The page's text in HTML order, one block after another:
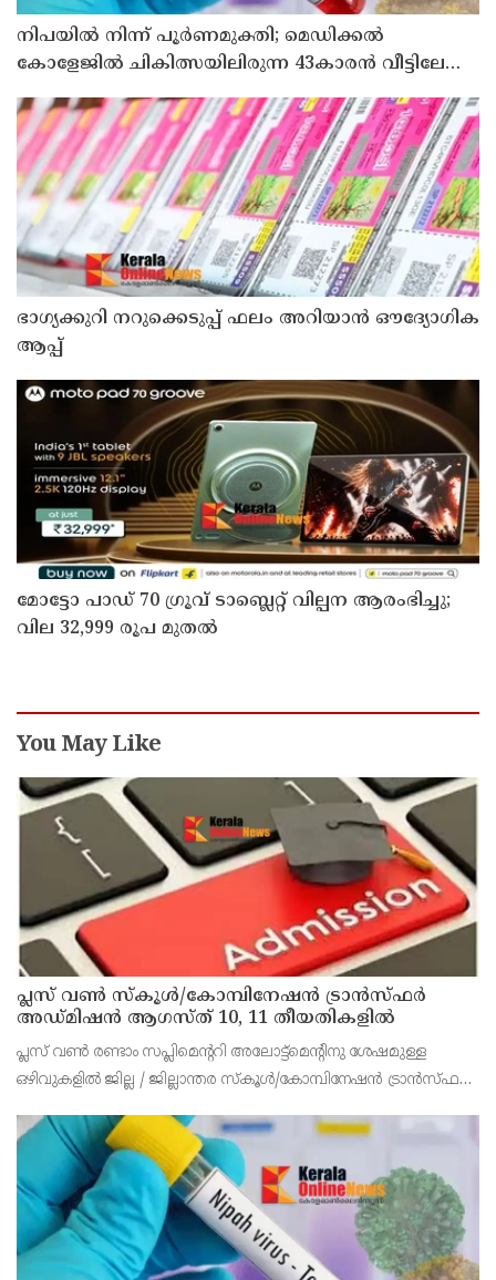
നിപയിൽ നിന്ന് പൂർണമുക്തി; മെഡിക്കൽ
കോളേജിൽ ചികിത്സയിലിരുന്ന 43കാരൻ വീട്ടിലേക്ക്
ഭാഗ്യക്കുറി നറുക്കെടുപ്പ് ഫലം അറിയാൻ ഔദ്യോഗിക
ആപ്പ്
മോട്ടോ പാഡ് 70 ഗ്രൂവ് ടാബ്ലെറ്റ് വില്പന ആരംഭിച്ചു;
വില 32,999 രൂപ മുതൽ
You May Like
പ്ലസ് വൺ സ്‌കൂൾ/കോമ്പിനേഷൻ ട്രാൻസ്ഫർ
അഡ്മിഷൻ ആഗസ്ത് 10, 11 തീയതികളിൽ
പ്ലസ് വൺ രണ്ടാം സപ്ലിമെന്ററി അലോട്ട്‌മെന്റിനു ശേഷമുള്ള
ഒഴിവുകളിൽ ജില്ല / ജില്ലാന്തര സ്‌കൂൾ/കോമ്പിനേഷൻ ട്രാൻസ്ഫർ
വൈകിട്ട് 4 മണി വരെ നൽകിയിരുന്നു